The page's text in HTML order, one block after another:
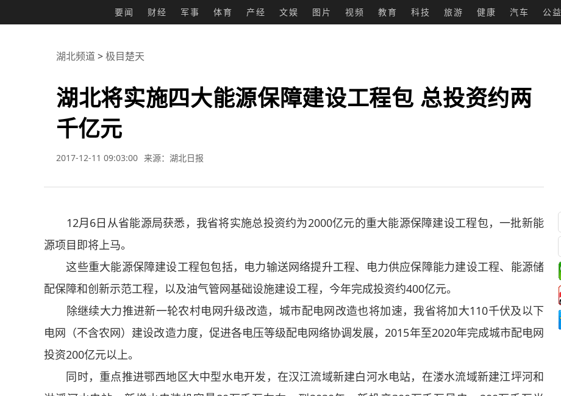
要闻 财经 军事 体育 产经 文娱 图片 视频 教育 科技 旅游 健康 汽车 公益
湖北频道>极目楚天
湖北将实施四大能源保障建设工程包 总投资约两
千亿元
2017-12-11 09:03:00 来源：湖北日报
12月6日从省能源局获悉，我省将实施总投资约为2000亿元的重大能源保障建设工程包，一批新能
源项目即将上马。
这些重大能源保障建设工程包包括，电力输送网络提升工程、电力供应保障能力建设工程、能源储
配保障和创新示范工程，以及油气管网基础设施建设工程，今年完成投资约400亿元。
除继续大力推进新一轮农村电网升级改造，城市配电网改造也将加速，我省将加大110千伏及以下
电网（不含农网）建设改造力度，促进各电压等级配电网络协调发展，2015年至2020年完成城市配电网
投资200亿元以上。
同时，重点推进鄂西地区大中型水电开发，在汉江流域新建白河水电站，在溇水流域新建江坪河和